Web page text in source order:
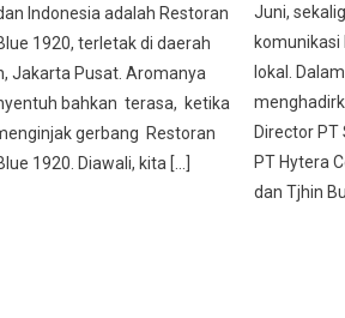
Indonesia adalah Restoran
1920, terletak di daerah
Jakarta Pusat. Aromanya
bahkan terasa, ketika
gerbang Restoran
1920. Diawali, kita […]
Juni,
komunikasi
lokal.
Director
PT Hytera
dan Tjhin